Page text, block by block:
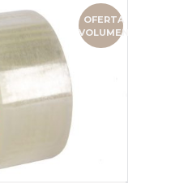
OFERTA
VOLUMEN